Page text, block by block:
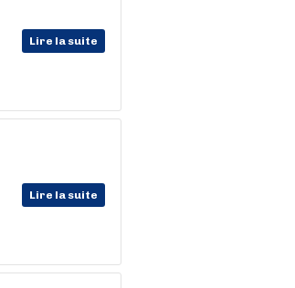
Lire la suite
Lire la suite